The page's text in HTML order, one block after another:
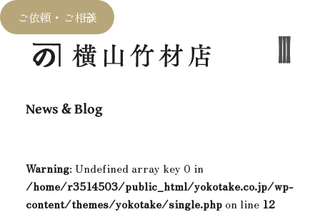
ご依頼・ご相談
News & Blog
Warning: Undefined array key 0 in
/home/r3514503/public_html/yokotake.co.jp/wp-
content/themes/yokotake/single.phpon line 12